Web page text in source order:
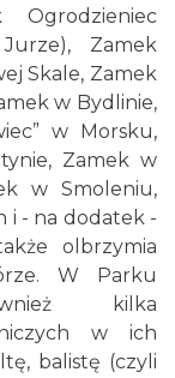
Zamek
Skale, Zamek
w Bydlinie,
w Morsku,
Zamek w
w Smoleniu,
i - na dodatek -
olbrzymia
W Parku
kilka
w ich
balistę (czyli